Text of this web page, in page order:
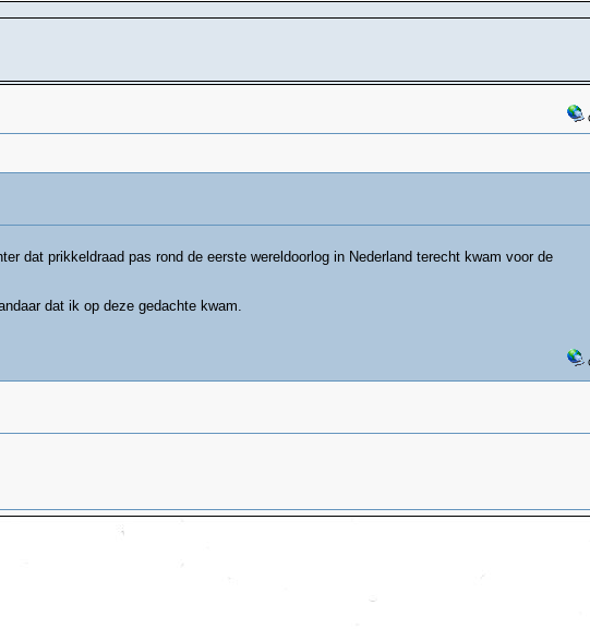
dat prikkeldraad pas rond de eerste wereldoorlog in Nederland terecht kwam voor de
dat ik op deze gedachte kwam.